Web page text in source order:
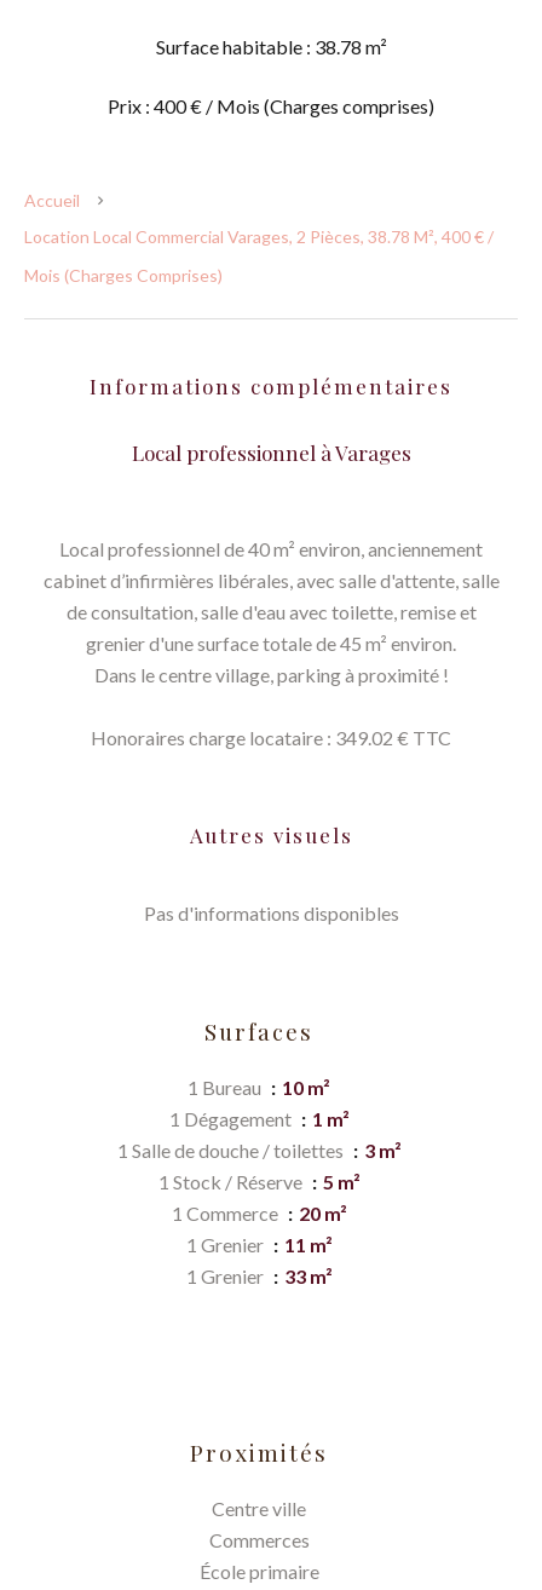
Surface habitable : 38.78 m²
Prix : 400 € / Mois (Charges comprises)
Accueil
Location Local Commercial Varages, 2 Pièces, 38.78 M², 400 € /
Mois (Charges Comprises)
Informations complémentaires
Local professionnel à Varages
Local professionnel de 40 m² environ, anciennement
cabinet d’infirmières libérales, avec salle d'attente, salle
de consultation, salle d'eau avec toilette, remise et
grenier d'une surface totale de 45 m² environ.
Dans le centre village, parking à proximité !
Honoraires charge locataire : 349.02 € TTC
Autres visuels
Pas d'informations disponibles
Surfaces
1 Bureau
10 m²
1 Dégagement
1 m²
1 Salle de douche / toilettes
3 m²
1 Stock / Réserve
5 m²
1 Commerce
20 m²
1 Grenier
11 m²
1 Grenier
33 m²
Proximités
Centre ville
Commerces
École primaire